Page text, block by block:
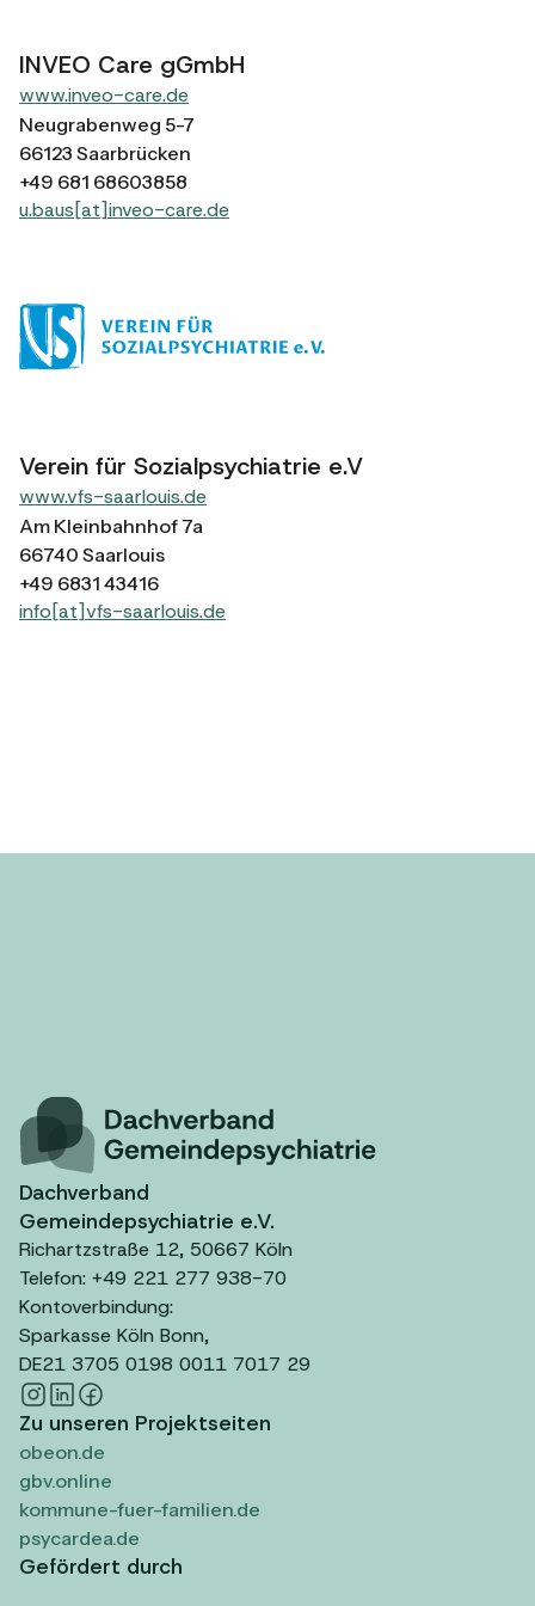
INVEO Care gGmbH
www.inveo-care.de
Neugrabenweg 5-7
66123 Saarbrücken
+49 681 68603858
u.baus[at]inveo-care.de
Verein für Sozialpsychiatrie e.V
www.vfs-saarlouis.de
Am Kleinbahnhof 7a
66740 Saarlouis
+49 6831 43416
info[at]vfs-saarlouis.de
Dachverband
Gemeindepsychiatrie e.V.
Richartzstraße 12, 50667 Köln
Telefon: +49 221 277 938-70
Kontoverbindung:
Sparkasse Köln Bonn,
DE21 3705 0198 0011 7017 29
Zu unseren Projektseiten
obeon.de
gbv.online
kommune-fuer-familien.de
psycardea.de
Gefördert durch